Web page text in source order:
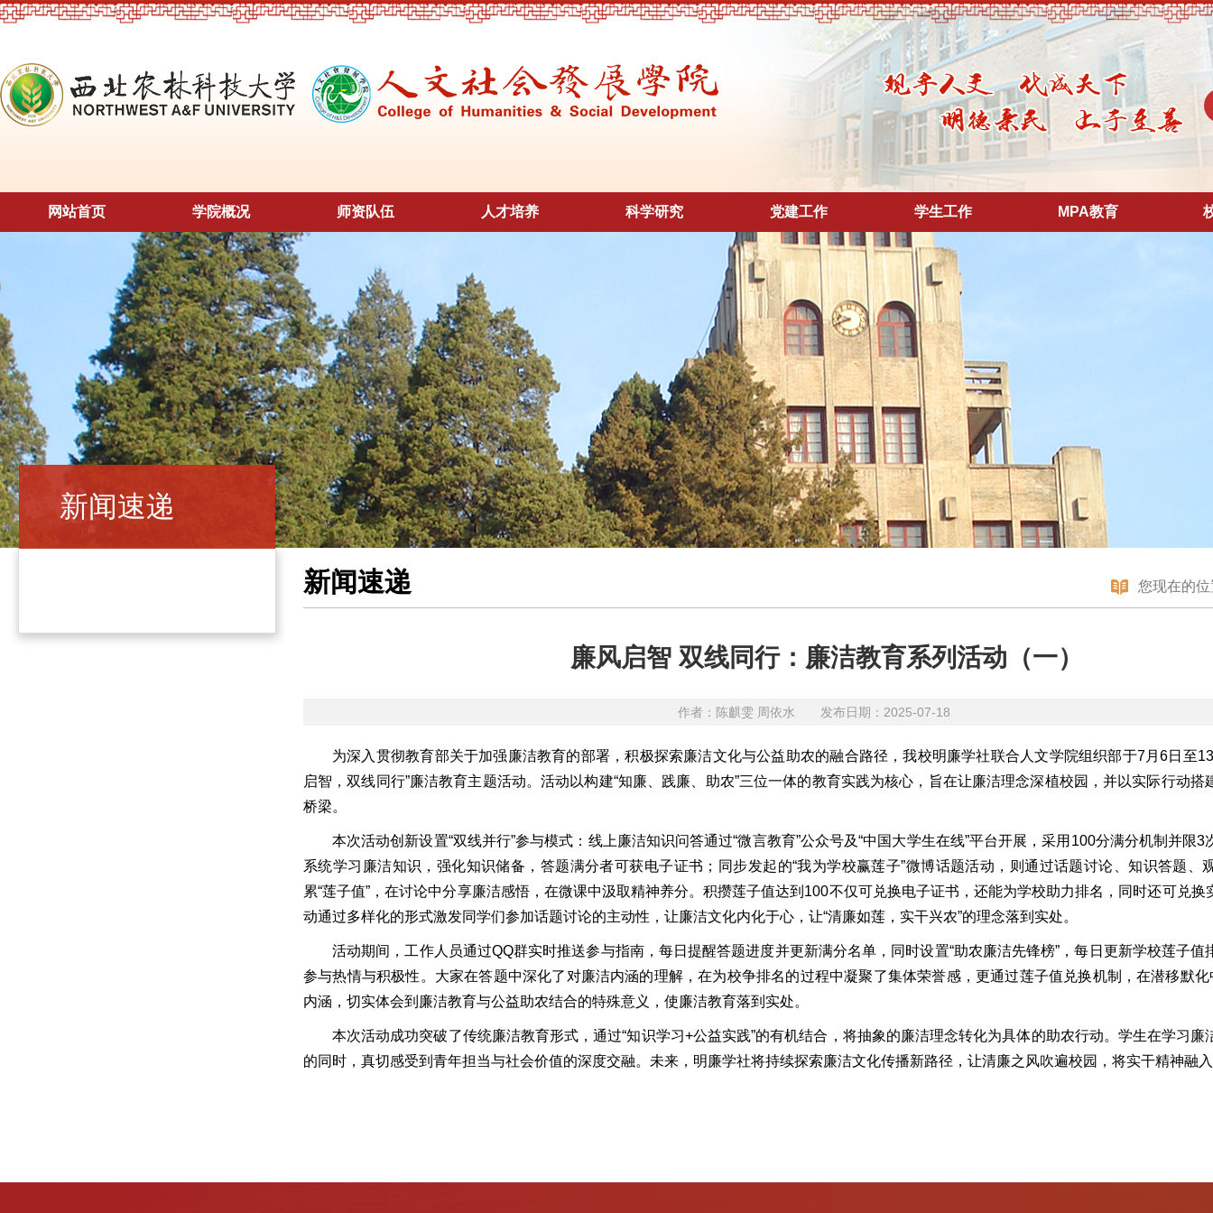
网站首页 学院概况 师资队伍 人才培养 科学研究 党建工作 学生工作 MPA教育
新闻速递
您现在的
新闻速递
廉风启智 双线同行：廉洁教育系列活动（一）
作者：陈麒雯 周依水 发布日期：2025-07-18
为深入贯彻教育部关于加强廉洁教育的部署，积极探索廉洁文化与公益助农的融合路径，我校明廉学社联合人文学院组织部于7月6日至
启智，双线同行”廉洁教育主题活动。活动以构建“知廉、践廉、助农”三位一体的教育实践为核心，旨在让廉洁理念深植校园，并以实际行动搭
桥梁。
本次活动创新设置“双线并行”参与模式：线上廉洁知识问答通过“微言教育”公众号及“中国大学生在线”平台开展，采用100分满分机制并限
系统学习廉洁知识，强化知识储备，答题满分者可获电子证书；同步发起的“我为学校赢莲子”微博话题活动，则通过话题讨论、知识答题、
累“莲子值”，在讨论中分享廉洁感悟，在微课中汲取精神养分。积攒莲子值达到100不仅可兑换电子证书，还能为学校助力排名，同时还可兑换
动通过多样化的形式激发同学们参加话题讨论的主动性，让廉洁文化内化于心，让“清廉如莲，实干兴农”的理念落到实处。
活动期间，工作人员通过QQ群实时推送参与指南，每日提醒答题进度并更新满分名单，同时设置“助农廉洁先锋榜”，每日更新学校莲子值
参与热情与积极性。大家在答题中深化了对廉洁内涵的理解，在为校争排名的过程中凝聚了集体荣誉感，更通过莲子值兑换机制，在潜移默化
内涵，切实体会到廉洁教育与公益助农结合的特殊意义，使廉洁教育落到实处。
本次活动成功突破了传统廉洁教育形式，通过“知识学习+公益实践”的有机结合，将抽象的廉洁理念转化为具体的助农行动。学生在学习廉
的同时，真切感受到青年担当与社会价值的深度交融。未来，明廉学社将持续探索廉洁文化传播新路径，让清廉之风吹遍校园，将实干精神融